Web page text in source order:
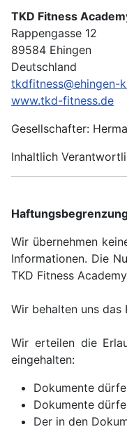
TKD Fitness
Rappengasse 12
89584 Ehingen
Deutschland
tkdfitness@ehingen-
www.tkd-fitness.de
Gesellschafter:
Inhaltlich
Wir übernehmen
Informationen. Die
TKD Fitness
Wir behalten uns
Wir erteilen die
eingehalten:
Dokumente
Dokumente
Der in den